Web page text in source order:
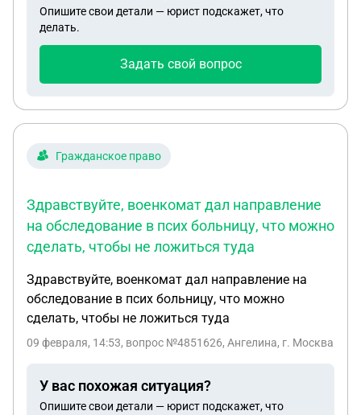
Опишите свои детали — юрист подскажет, что
делать.
Задать свой вопрос
Гражданское право
Здравствуйте, военкомат дал направление
на обследование в псих больницу, что можно
сделать, чтобы не ложиться туда
Здравствуйте, военкомат дал направление на
обследование в псих больницу, что можно
сделать, чтобы не ложиться туда
09 февраля, 14:53, вопрос №4851626, Ангелина, г. Москва
У вас похожая ситуация?
Опишите свои детали — юрист подскажет, что